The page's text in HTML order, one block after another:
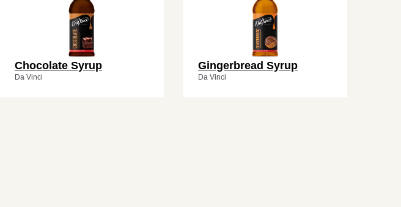
Chocolate Syrup
Da Vinci
Gingerbread Syrup
Da Vinci